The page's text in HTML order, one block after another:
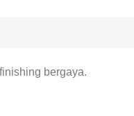
bergaya.